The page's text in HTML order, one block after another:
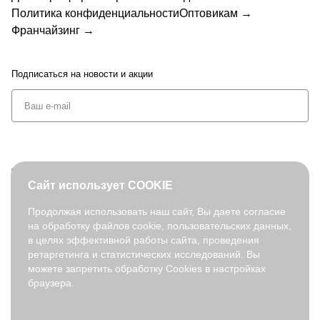
Политика конфиденциальностиОптовикам →
Франчайзинг →
Подписаться на новости и акции
© 2026. fabretti.ru. Все права защищены
На информационном ресурсе применяются
рекомендательные
технологии .
Все ресурсы сайта fabretti.ru, включая (но не ограничиваясь)
Сайт использует COOKIE
Продолжая использовать наш сайт, Вы даете согласие
на обработку файлов cookie, пользовательских данных,
в целях эффективной работы сайта, проведения
ретаргетинга и статистических исследований. Вы
можете запретить обработку Cookies в настройках
браузера.